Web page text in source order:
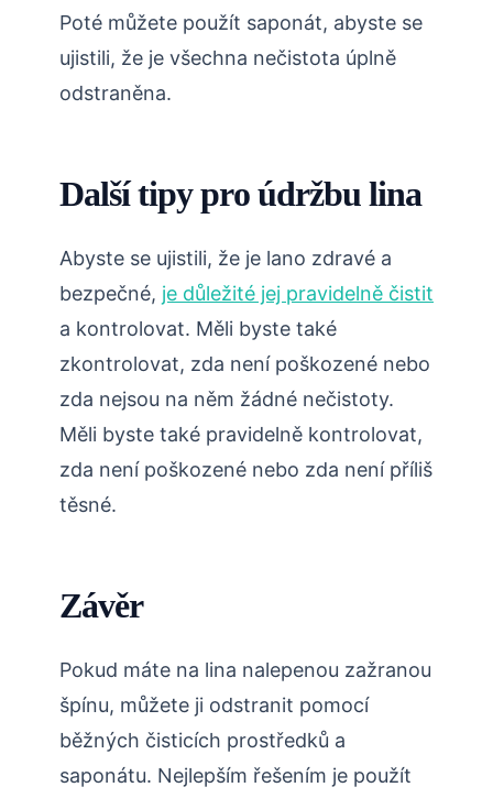
Poté můžete použít saponát, abyste se
ujistili, že je všechna nečistota úplně
odstraněna.
Další tipy pro údržbu lina
Abyste se ujistili, že je lano zdravé a
bezpečné, je důležité jej pravidelně čistit
a kontrolovat. Měli byste také
zkontrolovat, zda není poškozené nebo
zda nejsou na něm žádné nečistoty.
Měli byste také pravidelně kontrolovat,
zda není poškozené nebo zda není příliš
těsné.
Závěr
Pokud máte na lina nalepenou zažranou
špínu, můžete ji odstranit pomocí
běžných čisticích prostředků a
saponátu. Nejlepším řešením je použít